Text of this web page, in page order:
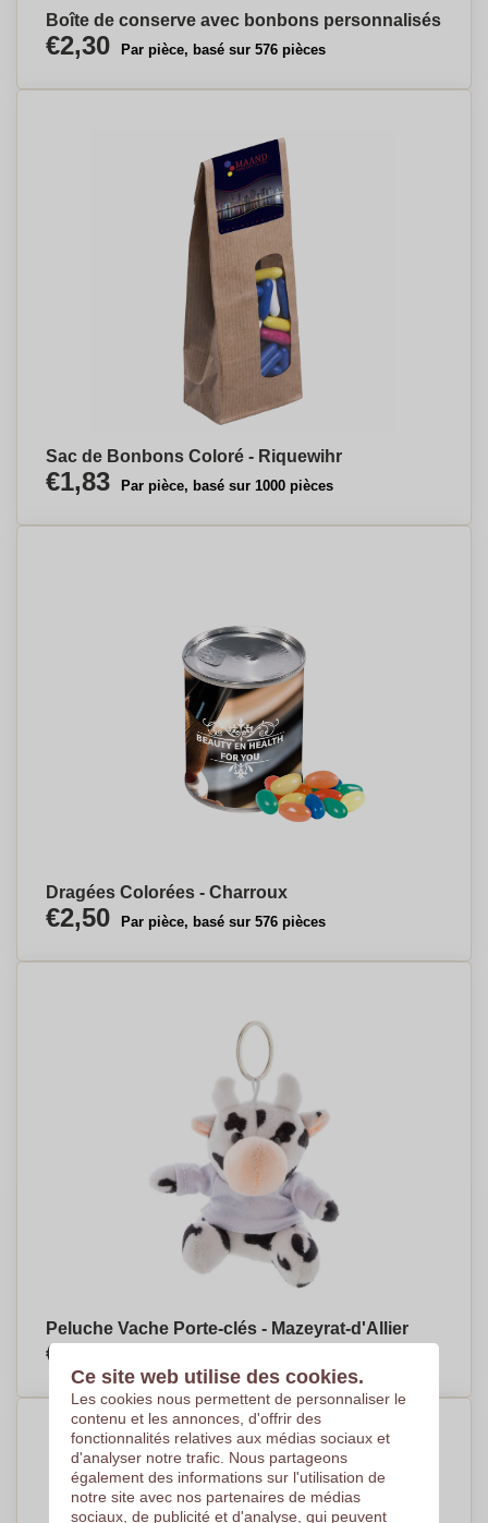
Boîte de conserve avec bonbons personnalisés
€2,30 Par pièce, basé sur 576 pièces
Sac de Bonbons Coloré - Riquewihr
€1,83 Par pièce, basé sur 1000 pièces
Dragées Colorées - Charroux
€2,50 Par pièce, basé sur 576 pièces
Peluche Vache Porte-clés - Mazeyrat-d'Allier
€2,67
Ce site web utilise des cookies.
Les cookies nous permettent de personnaliser le
contenu et les annonces, d'offrir des
fonctionnalités relatives aux médias sociaux et
d'analyser notre trafic. Nous partageons
également des informations sur l'utilisation de
notre site avec nos partenaires de médias
sociaux, de publicité et d'analyse, qui peuvent